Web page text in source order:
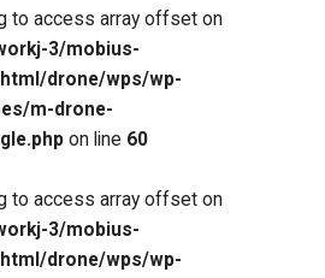
to access array offset on
3/mobius-
drone/wps/wp-
m-drone-
on line 60
to access array offset on
3/mobius-
drone/wps/wp-